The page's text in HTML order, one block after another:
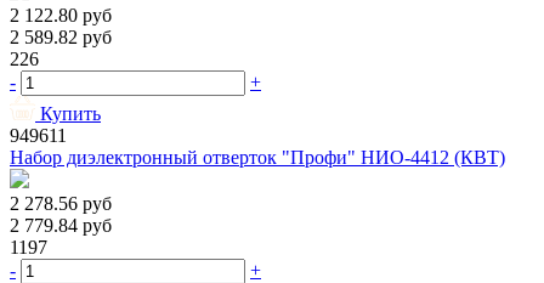
2 122.80 руб
2 589.82 руб
226
-
+
Купить
949611
Набор диэлектронный отверток "Профи" НИО-4412 (КВТ)
2 278.56 руб
2 779.84 руб
1197
-
+